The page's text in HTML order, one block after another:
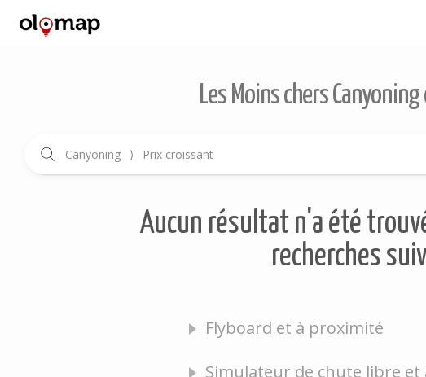
Les Moins chers
Canyoning ⟩ Prix croissant
Aucun résultat n'a été
recherches
Flyboard et à proximité
Simulateur de chute libre